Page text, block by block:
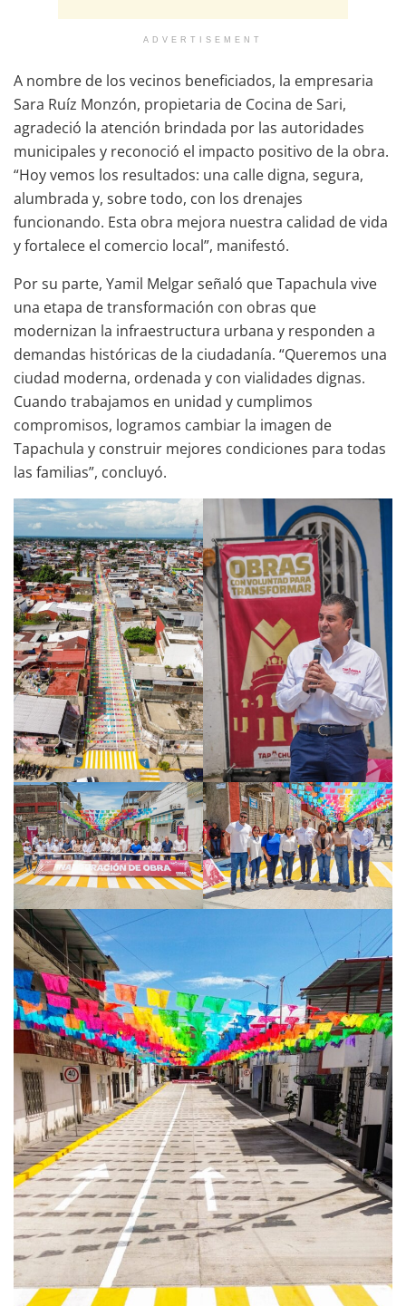
ADVERTISEMENT
A nombre de los vecinos beneficiados, la empresaria
Sara Ruíz Monzón, propietaria de Cocina de Sari,
agradeció la atención brindada por las autoridades
municipales y reconoció el impacto positivo de la obra.
“Hoy vemos los resultados: una calle digna, segura,
alumbrada y, sobre todo, con los drenajes
funcionando. Esta obra mejora nuestra calidad de vida
y fortalece el comercio local”, manifestó.
Por su parte, Yamil Melgar señaló que Tapachula vive
una etapa de transformación con obras que
modernizan la infraestructura urbana y responden a
demandas históricas de la ciudadanía. “Queremos una
ciudad moderna, ordenada y con vialidades dignas.
Cuando trabajamos en unidad y cumplimos
compromisos, logramos cambiar la imagen de
Tapachula y construir mejores condiciones para todas
las familias”, concluyó.